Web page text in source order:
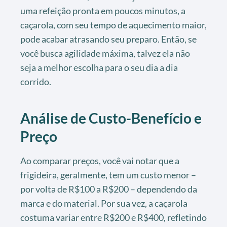
uma refeição pronta em poucos minutos, a
caçarola, com seu tempo de aquecimento maior,
pode acabar atrasando seu preparo. Então, se
você busca agilidade máxima, talvez ela não
seja a melhor escolha para o seu dia a dia
corrido.
Análise de Custo-Benefício e
Preço
Ao comparar preços, você vai notar que a
frigideira, geralmente, tem um custo menor –
por volta de R$100 a R$200 – dependendo da
marca e do material. Por sua vez, a caçarola
costuma variar entre R$200 e R$400, refletindo